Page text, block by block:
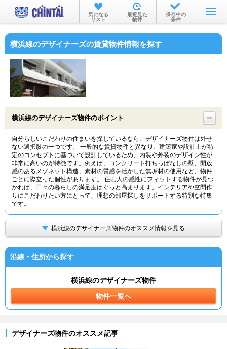
お部屋を探す
沿線・駅から
物件特集から
TOP
気になる
リスト
最近見た
物件
保存中の
条件
横浜線のデザイナーズの賃貸物件情報を探す
横浜線のデザイナーズ物件のポイント
自分らしいこだわりの住まいを探しているなら、デザイナーズ物件は外せ
ない選択肢の一つです。 一般的な賃貸物件と異なり、建築家や設計士が特
定のコンセプトに基づいて設計しているため、内装や外装のデザイン性が
非常に高いのが特徴です。例えば、コンクリート打ちっぱなしの壁、開放
感のあるメゾネット構造、素材の質感を活かした無垢材の使用など、物件
ごとに際立った個性があります。 住む人の感性にフィットする物件が見つ
かれば、日々の暮らしの満足度はぐっと高まります。インテリアや空間作
りにこだわりたい方にとって、理想の部屋探しをサポートする特別な特集
です。
横浜線のデザイナーズ物件のオススメ情報を見る
沿線・住所から探す
横浜線のデザイナーズ物件
物件一覧へ
デザイナーズ物件のオススメ記事